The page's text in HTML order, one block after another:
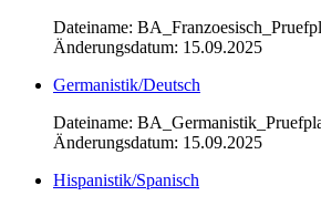
Dateiname:
Änderungsdatum: 15.09.2025
Germanistik/Deutsch
Dateiname:
Änderungsdatum: 15.09.2025
Hispanistik/Spanisch